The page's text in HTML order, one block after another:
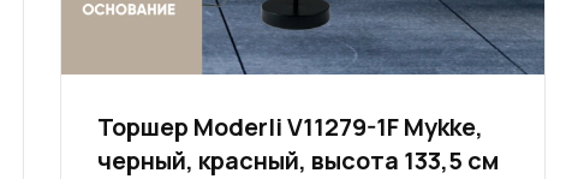
Торшер Moderli V11279-1F Mykke,
черный, красный, высота 133,5 см